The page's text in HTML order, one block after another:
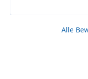
Alle